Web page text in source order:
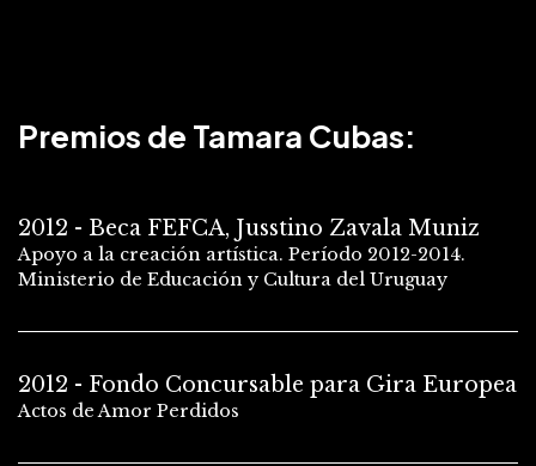
Premios de Tamara Cubas:
2012 - Beca FEFCA, Jusstino Zavala Muniz
Apoyo a la creación artística. Período 2012-2014.
Ministerio de Educación y Cultura del Uruguay
2012 - Fondo Concursable para Gira Europea
Actos de Amor Perdidos